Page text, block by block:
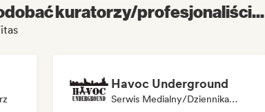
kuratorzy/profesjonaliści...
Havoc Underground
Serwis Medialny/Dziennikarz, Kurator Playlisty